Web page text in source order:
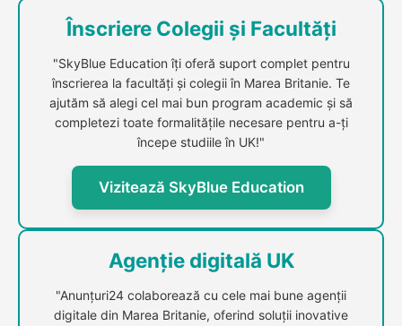
Înscriere Colegii și Facultăți
"SkyBlue Education îți oferă suport complet pentru
înscrierea la facultăți și colegii în Marea Britanie. Te
ajutăm să alegi cel mai bun program academic și să
completezi toate formalitățile necesare pentru a-ți
începe studiile în UK!"
Vizitează SkyBlue Education
Agenție digitală UK
"Anunțuri24 colaborează cu cele mai bune agenții
digitale din Marea Britanie, oferind soluții inovative